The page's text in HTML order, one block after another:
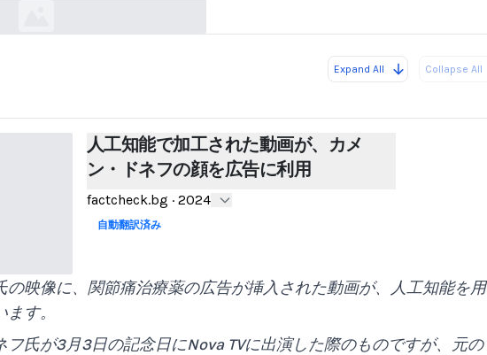
Expand All Collapse All
人工知能で加工された動画が、カメ
ン・ドネフの顔を広告に利用
factcheck.bg · 2024
自動翻訳済み
の映像に、関節痛治療薬の広告が挿入された動画が、人工知能を用
す。
フ氏が3月3日の記念日にNova TVに出演した際のものですが、元の